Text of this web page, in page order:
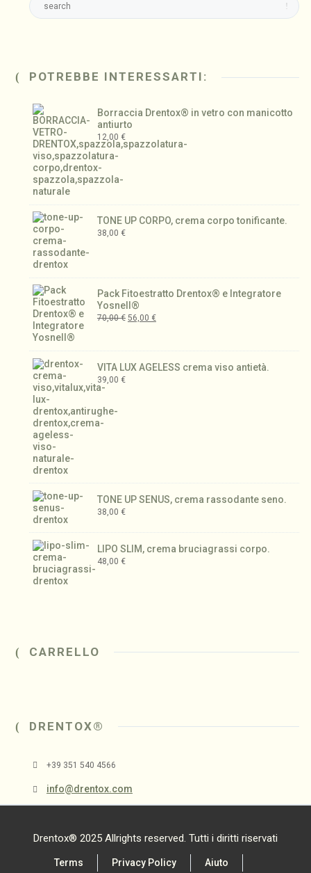
POTREBBE INTERESSARTI:
Borraccia Drentox® in vetro con manicotto
antiurto
12,00 €
TONE UP CORPO, crema corpo tonificante.
38,00 €
Pack Fitoestratto Drentox® e Integratore
Yosnell®
70,00€ 56,00 €
VITA LUX AGELESS crema viso antietà.
39,00 €
TONE UP SENUS, crema rassodante seno.
38,00 €
LIPO SLIM, crema bruciagrassi corpo.
48,00 €
CARRELLO
DRENTOX®
+39 351 540 4566
info@drentox.com
Drentox® 2025 Allrights reserved. Tutti i diritti riservati
Terms Privacy Policy Aiuto